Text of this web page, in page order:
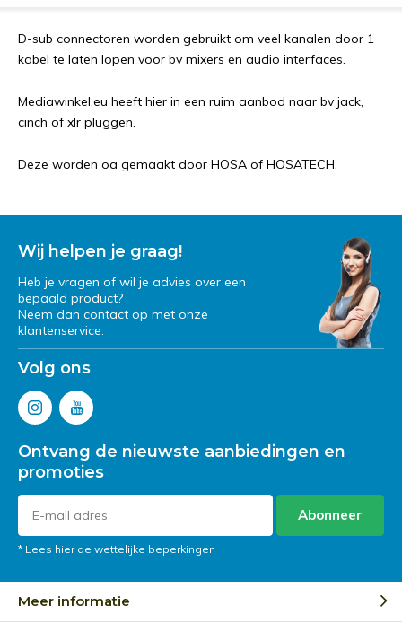
D-sub connectoren worden gebruikt om veel kanalen door 1
kabel te laten lopen voor bv mixers en audio interfaces.
Mediawinkel.eu heeft hier in een ruim aanbod naar bv jack,
cinch of xlr pluggen.
Deze worden oa gemaakt door HOSA of HOSATECH.
Wij helpen je graag!
Heb je vragen of wil je advies over een
bepaald product?
Neem dan contact op met onze
klantenservice.
Volg ons
Ontvang de nieuwste aanbiedingen en
promoties
Abonneer
* Lees hier de wettelijke beperkingen
Meer informatie